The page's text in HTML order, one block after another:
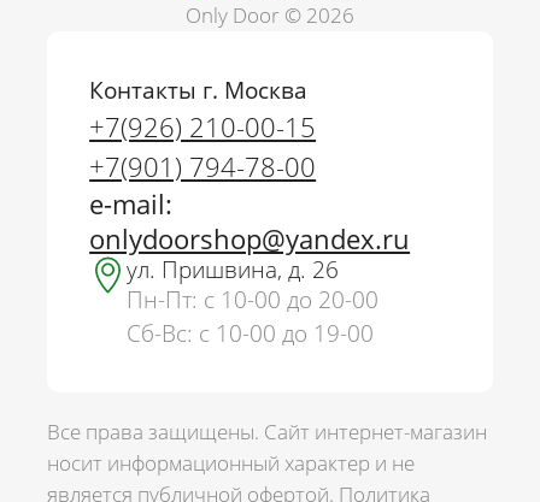
Only Door © 2026
Контакты г. Москва
+7(926) 210-00-15
+7(901) 794-78-00
e-mail:
onlydoorshop@yandex.ru
ул. Пришвина, д. 26
Пн-Пт: с 10-00 до 20-00
Сб-Вс: с 10-00 до 19-00
Все права защищены. Сайт интернет-магазин
носит информационный характер и не
является публичной офертой. Политика